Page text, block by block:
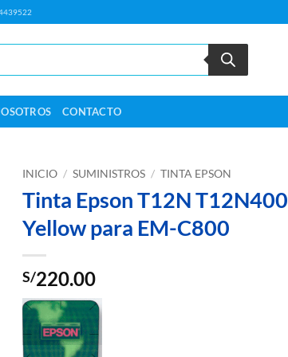
CONTACTO
INICIO / SUMINISTROS / TINTA EPSON
Tinta Epson T12N T12N400
Yellow para EM-C800
S/220.00